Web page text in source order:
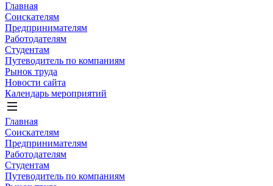
Главная
Соискателям
Предпринимателям
Работодателям
Студентам
Путеводитель по компаниям
Рынок труда
Новости сайта
Календарь мероприятий
Главная
Соискателям
Предпринимателям
Работодателям
Студентам
Путеводитель по компаниям